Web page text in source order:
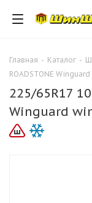
Главная - Каталог -
ROADSTONE
225/65R17
Winguard